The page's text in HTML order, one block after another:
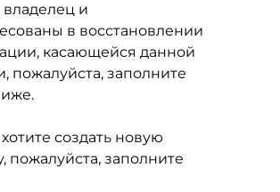
и
в восстановлении
касающейся данной
пожалуйста, заполните
создать новую
пожалуйста, заполните